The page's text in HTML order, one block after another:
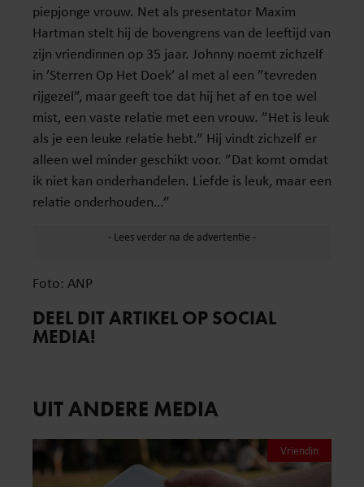
piepjonge vrouw. Net als presentator Maxim
Hartman stelt hij de bovengrens van de leeftijd van
zijn vriendinnen op 35 jaar. Johnny noemt zichzelf
in ’Sterren Op Het Doek’ al met al een ”tevreden
rijgezel”, maar geeft toe dat hij het af en toe wel
mist, een vaste relatie met een vrouw. ”Het is leuk
als je een leuke relatie hebt.” Hij vindt zichzelf er
alleen wel minder geschikt voor. ”Dat komt omdat
ik niet kan onderhandelen. Liefde is leuk, maar een
relatie onderhouden…”
Foto: ANP
DEEL DIT ARTIKEL OP SOCIAL
MEDIA!
UIT ANDERE MEDIA
Vriendin